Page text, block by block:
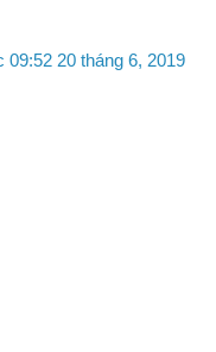
09:52 20 tháng 6, 2019